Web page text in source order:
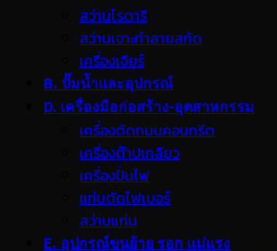
สว่านโรตารี
สว่านเจาะทำลายสกัด
เครื่องเจียร์
B. ปั๊มน้ำและอุปกรณ์
D. เครื่องมือก่อสร้าง-อุตสาหกรรม
เครื่องตัดถนนคอนกรีต
เครื่องต๊าปเกลียว
เครื่องปั่นไฟ
แท่นตัดไฟเบอร์
สว่านแท่น
E. อุปกรณ์ขนย้าย รอก แม่แรง